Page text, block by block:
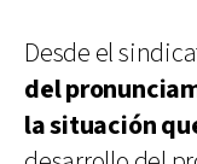
Desde el
del
la situación